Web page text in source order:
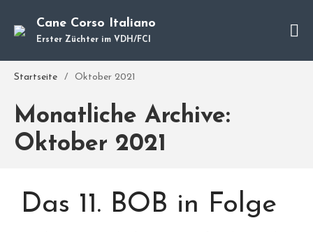
Würfe
Hundepension
Hundevermittlung
Cane Corso Italiano
Erster Züchter im VDH/FCI
Startseite / Oktober 2021
Monatliche Archive:
Oktober 2021
Das 11. BOB in Folge